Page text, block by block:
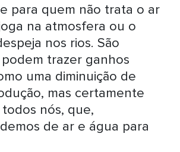
para quem não trata o ar
na atmosfera ou o
nos rios. São
trazer ganhos
uma diminuição de
mas certamente
nós, que,
de ar e água para